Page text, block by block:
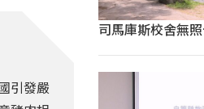
引發嚴
司馬庫斯校舍無